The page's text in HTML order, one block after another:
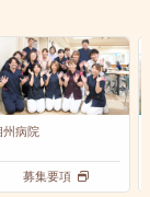
州病院
募集要項